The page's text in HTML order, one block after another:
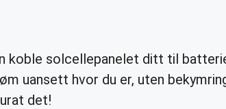
koble solcellepanelet ditt til
uansett hvor du er, uten
det!